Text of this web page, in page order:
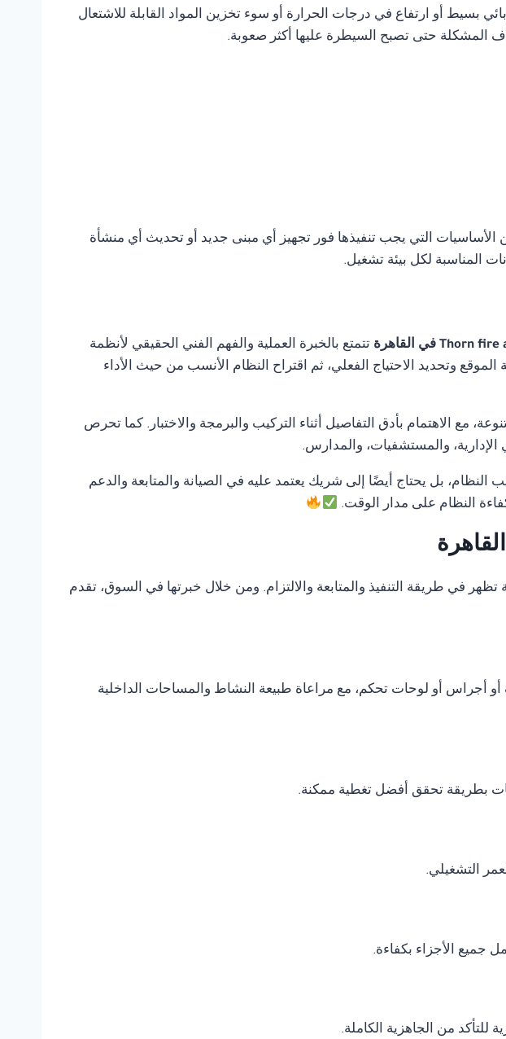
بسيط أو ارتفاع في درجات الحرارة أو سوء تخزين المواد القابلة للاشتعال
المشكلة حتى تصبح السيطرة عليها أكثر صعوبة.
الأساسيات التي يجب تنفيذها فور تجهيز أي مبنى جديد أو تحديث أي منشأة
المناسبة لكل بيئة تشغيل.
تتمتع بالخبرة العملية والفهم الفني الحقيقي لأنظمة
وتحديد الاحتياج الفعلي، ثم اقتراح النظام الأنسب من حيث الأداء
الاهتمام بأدق التفاصيل أثناء التركيب والبرمجة والاختبار. كما تحرص
والمستشفيات، والمدارس.
النظام، بل يحتاج أيضًا إلى شريك يعتمد عليه في الصيانة والمتابعة والدعم
النظام على مدار الوقت.
في طريقة التنفيذ والمتابعة والالتزام. ومن خلال خبرتها في السوق، تقدم
أجراس أو لوحات تحكم، مع مراعاة طبيعة النشاط والمساحات الداخلية
بطريقة تحقق أفضل تغطية ممكنة.
التشغيلي.
جميع الأجزاء بكفاءة.
للتأكد من الجاهزية الكاملة.